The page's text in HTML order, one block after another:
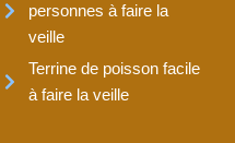
personnes à faire la
veille
Terrine de poisson facile
à faire la veille